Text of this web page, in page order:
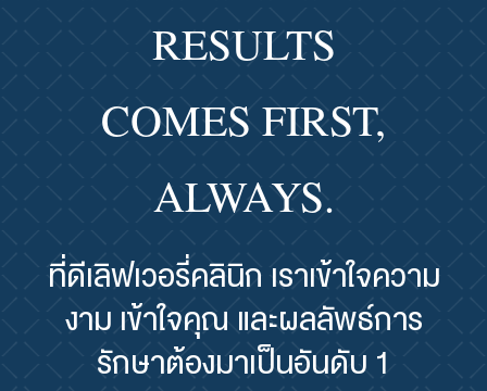
RESULTS
COMES FIRST,
ALWAYS.
ที่ดีเลิฟเวอรี่คลินิก เราเข้าใจความ
งาม เข้าใจคุณ และผลลัพธ์การ
รักษาต้องมาเป็นอันดับ 1